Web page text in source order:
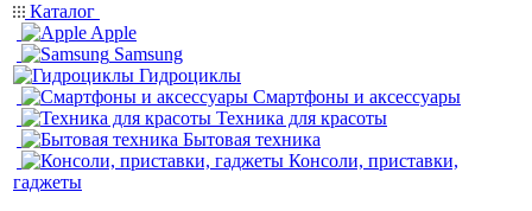
Каталог
Apple
Samsung
Гидроциклы
Смартфоны и аксессуары
Техника для красоты
Бытовая техника
Консоли, приставки,
гаджеты